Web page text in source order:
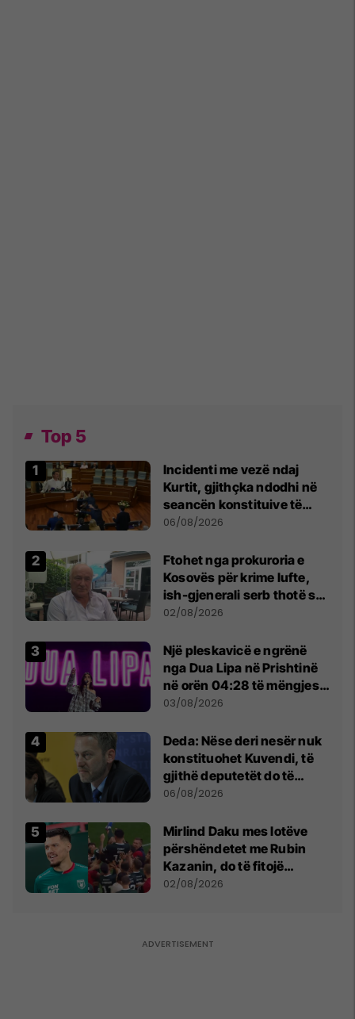
Top 5
Incidenti me vezë ndaj
Kurtit, gjithçka ndodhi në
seancën konstituive të
Kuvendit
06/08/2026
Ftohet nga prokuroria e
Kosovës për krime lufte,
ish-gjenerali serb thotë se
dikush e tradhtoi në
02/08/2026
Një pleskavicë e ngrënë
nga Dua Lipa në Prishtinë
në orën 04:28 të mëngjesit
- dhe bota digjitale serbe
03/08/2026
Deda: Nëse deri nesër nuk
konstituohet Kuvendi, të
gjithë deputetët do të
bëjnë shkelje të rëndë
06/08/2026
Mirlind Daku mes lotëve
përshëndetet me Rubin
Kazanin, do të fitojë
miliona te Spartak Moska
02/08/2026